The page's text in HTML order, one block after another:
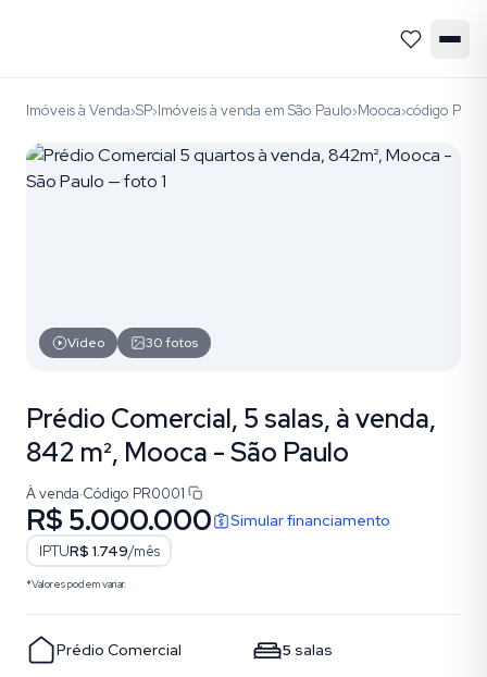
Imóveis à Venda›SP›Imóveis à venda em São Paulo›Mooca›código
Vídeo 30fotos
Prédio Comercial, 5 salas, à venda,
842 m², Mooca - São Paulo
À venda·Código PR0001
R$ 5.000.000 Simular financiamento
IPTUR$ 1.749/mês
*Valores podem variar.
Prédio Comercial 5 salas